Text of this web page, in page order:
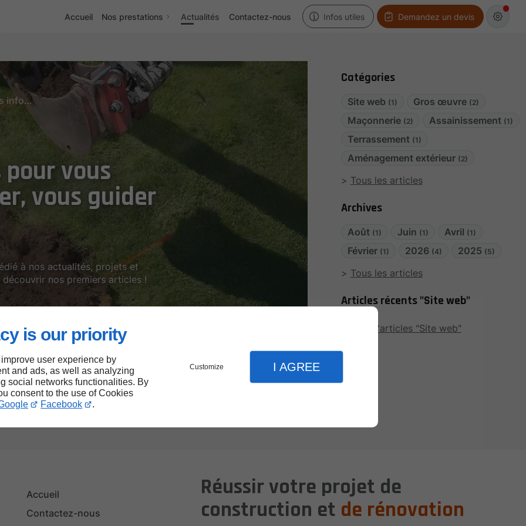
is our priority
user experience by
and ads, as well as analyzing
social networks functionalities. By
consent to the use of Cookies
Facebook .
Customize I AGREE
Accueil Nos prestations Actualités Contactez-nous Infos utiles Demandez un devis
Catégories
Site web (1) Gros œuvre (2)
Maçonnerie (2) Assainissement (1)
Terrassement (1)
Aménagement extérieur (2)
Tous les articles
Archives
Août (1) Juin (1) Avril (1)
Février (1) 2026 (4) 2025 (5)
Tous les articles
Articles récents "Site web"
Plus d'articles "Site web"
Des contenus pensés pour vous informer, vous inspirer, vous guider
pour vous
vous guider
à nos actualités, projets et
nos premiers articles !
permet à chacun d’accéder plus facilement à nos services et
en respectant les meilleures pratiques d’accessibilité afin
site pour réduire notre empreinte numérique.
performance, responsabilité et accessibilité
Accueil
Contactez-nous
Réussir votre projet de
construction et de rénovation